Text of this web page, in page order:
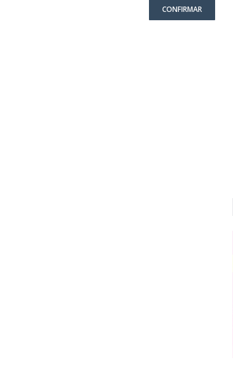
CONFIRMAR